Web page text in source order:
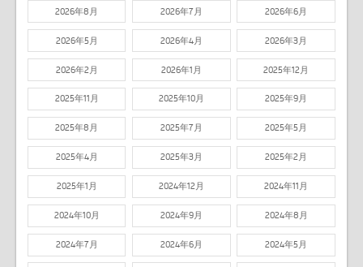
2026年8月 2026年7月 2026年6月
2026年5月 2026年4月 2026年3月
2026年2月 2026年1月 2025年12月
2025年11月 2025年10月 2025年9月
2025年8月 2025年7月 2025年5月
2025年4月 2025年3月 2025年2月
2025年1月 2024年12月 2024年11月
2024年10月 2024年9月 2024年8月
2024年7月 2024年6月 2024年5月